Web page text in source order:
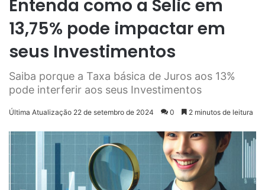
Entenda como a Selic em
13,75% pode impactar em
seus Investimentos
Saiba porque a Taxa básica de Juros aos 13%
pode interferir aos seus Investimentos
Última Atualização 22 de setembro de 2024 0 2 minutos de leitura